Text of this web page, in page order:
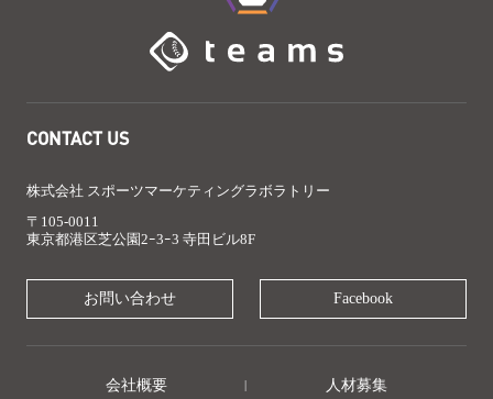
CONTACT US
株式会社 スポーツマーケティングラボラトリー
〒105-0011
東京都港区芝公園2ｰ3ｰ3 寺田ビル8F
お問い合わせ Facebook
会社概要 人材募集